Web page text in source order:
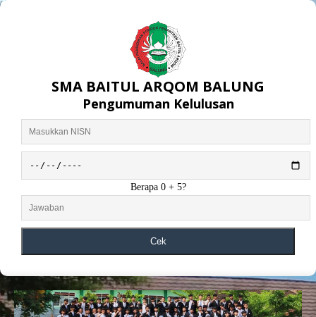
SMA BAITUL ARQOM BALUNG
Pengumuman Kelulusan
Berapa 0 + 5?
Cek